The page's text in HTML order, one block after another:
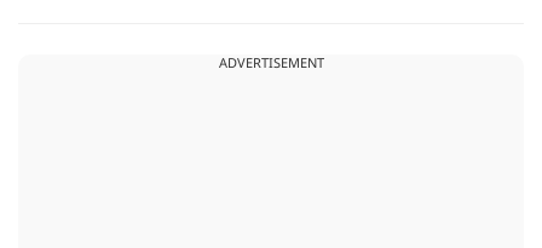
ADVERTISEMENT